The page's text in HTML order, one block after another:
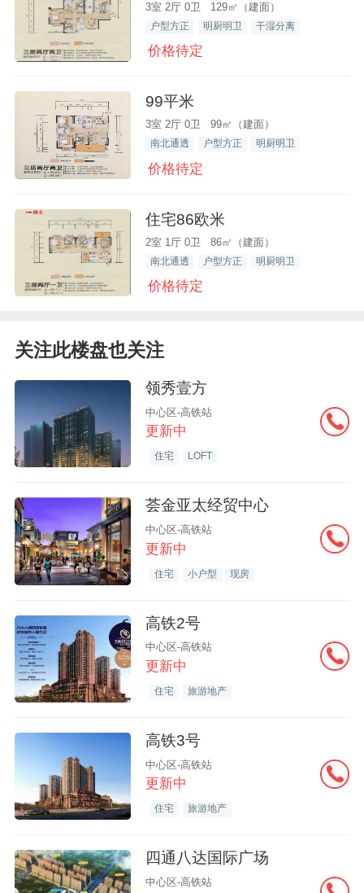
3室 2厅 0卫 129㎡（建面）
户型方正 明厨明卫 干湿分离
价格待定
99平米
3室 2厅 0卫 99㎡（建面）
南北通透 户型方正 明厨明卫
价格待定
住宅86欧米
2室 1厅 0卫 86㎡（建面）
南北通透 户型方正 明厨明卫
价格待定
关注此楼盘也关注
领秀壹方
中心区-高铁站
更新中
住宅 LOFT
荟金亚太经贸中心
中心区-高铁站
更新中
住宅 小户型 现房
高铁2号
中心区-高铁站
更新中
住宅 旅游地产
高铁3号
中心区-高铁站
更新中
住宅 旅游地产
四通八达国际广场
中心区-高铁站